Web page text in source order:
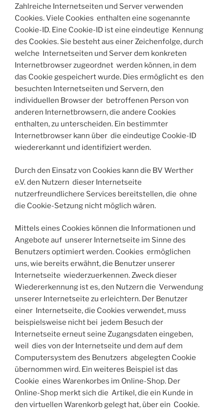
Zahlreiche Internetseiten und Server verwenden
Cookies. Viele Cookies enthalten eine sogenannte
Cookie-ID. Eine Cookie-ID ist eine eindeutige Kennung
des Cookies. Sie besteht aus einer Zeichenfolge, durch
welche Internetseiten und Server dem konkreten
Internetbrowser zugeordnet werden können, in dem
das Cookie gespeichert wurde. Dies ermöglicht es den
besuchten Internetseiten und Servern, den
individuellen Browser der betroffenen Person von
anderen Internetbrowsern, die andere Cookies
enthalten, zu unterscheiden. Ein bestimmter
Internetbrowser kann über die eindeutige Cookie-ID
wiedererkannt und identifiziert werden.
Durch den Einsatz von Cookies kann die BV Werther
e.V. den Nutzern dieser Internetseite
nutzerfreundlichere Services bereitstellen, die ohne
die Cookie-Setzung nicht möglich wären.
Mittels eines Cookies können die Informationen und
Angebote auf unserer Internetseite im Sinne des
Benutzers optimiert werden. Cookies ermöglichen
uns, wie bereits erwähnt, die Benutzer unserer
Internetseite wiederzuerkennen. Zweck dieser
Wiedererkennung ist es, den Nutzern die Verwendung
unserer Internetseite zu erleichtern. Der Benutzer
einer Internetseite, die Cookies verwendet, muss
beispielsweise nicht bei jedem Besuch der
Internetseite erneut seine Zugangsdaten eingeben,
weil dies von der Internetseite und dem auf dem
Computersystem des Benutzers abgelegten Cookie
übernommen wird. Ein weiteres Beispiel ist das
Cookie eines Warenkorbes im Online-Shop. Der
Online-Shop merkt sich die Artikel, die ein Kunde in
den virtuellen Warenkorb gelegt hat, über ein Cookie.